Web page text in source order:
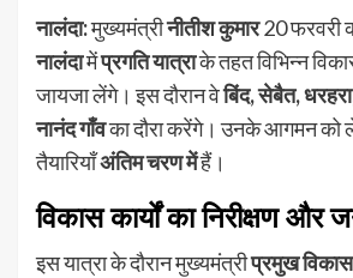
नालंदा:मुख्यमंत्रीनीतीश कुमार20 फरवरी
नालंदामेंप्रगति यात्राके तहत विभिन्न
जायजा लेंगे। इस दौरान वेबिंद, सेबैत,
नानंद गाँवका दौरा करेंगे। उनके आगमन को
तैयारियाँअंतिम चरण मेंहैं।
विकास कार्यों का निरीक्षण और
इस यात्रा के दौरान मुख्यमंत्रीप्रमुख